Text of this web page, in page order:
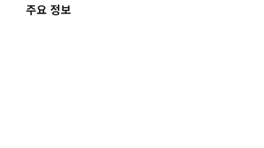
주요 정보